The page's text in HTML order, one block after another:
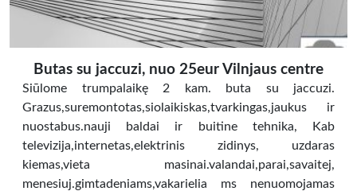
Butas su jaccuzi, nuo 25eur Vilnjaus centre
Siūlome trumpalaikę 2 kam. buta su jaccuzi.
Grazus,suremontotas,siolaikiskas,tvarkingas,jaukus ir
nuostabus.nauji baldai ir buitine tehnika, Kab
televizija,internetas,elektrinis zidinys, uzdaras
kiemas,vieta masinai.valandai,parai,savaitej,
menesiuj.gimtadeniams,vakarielia ms nenuomojamas